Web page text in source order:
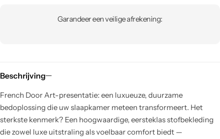
Garandeer een veilige afrekening:
Beschrijving
French Door Art-presentatie: een luxueuze, duurzame
bedoplossing die uw slaapkamer meteen transformeert. Het
sterkste kenmerk? Een hoogwaardige, eersteklas stofbekleding
die zowel luxe uitstraling als voelbaar comfort biedt —